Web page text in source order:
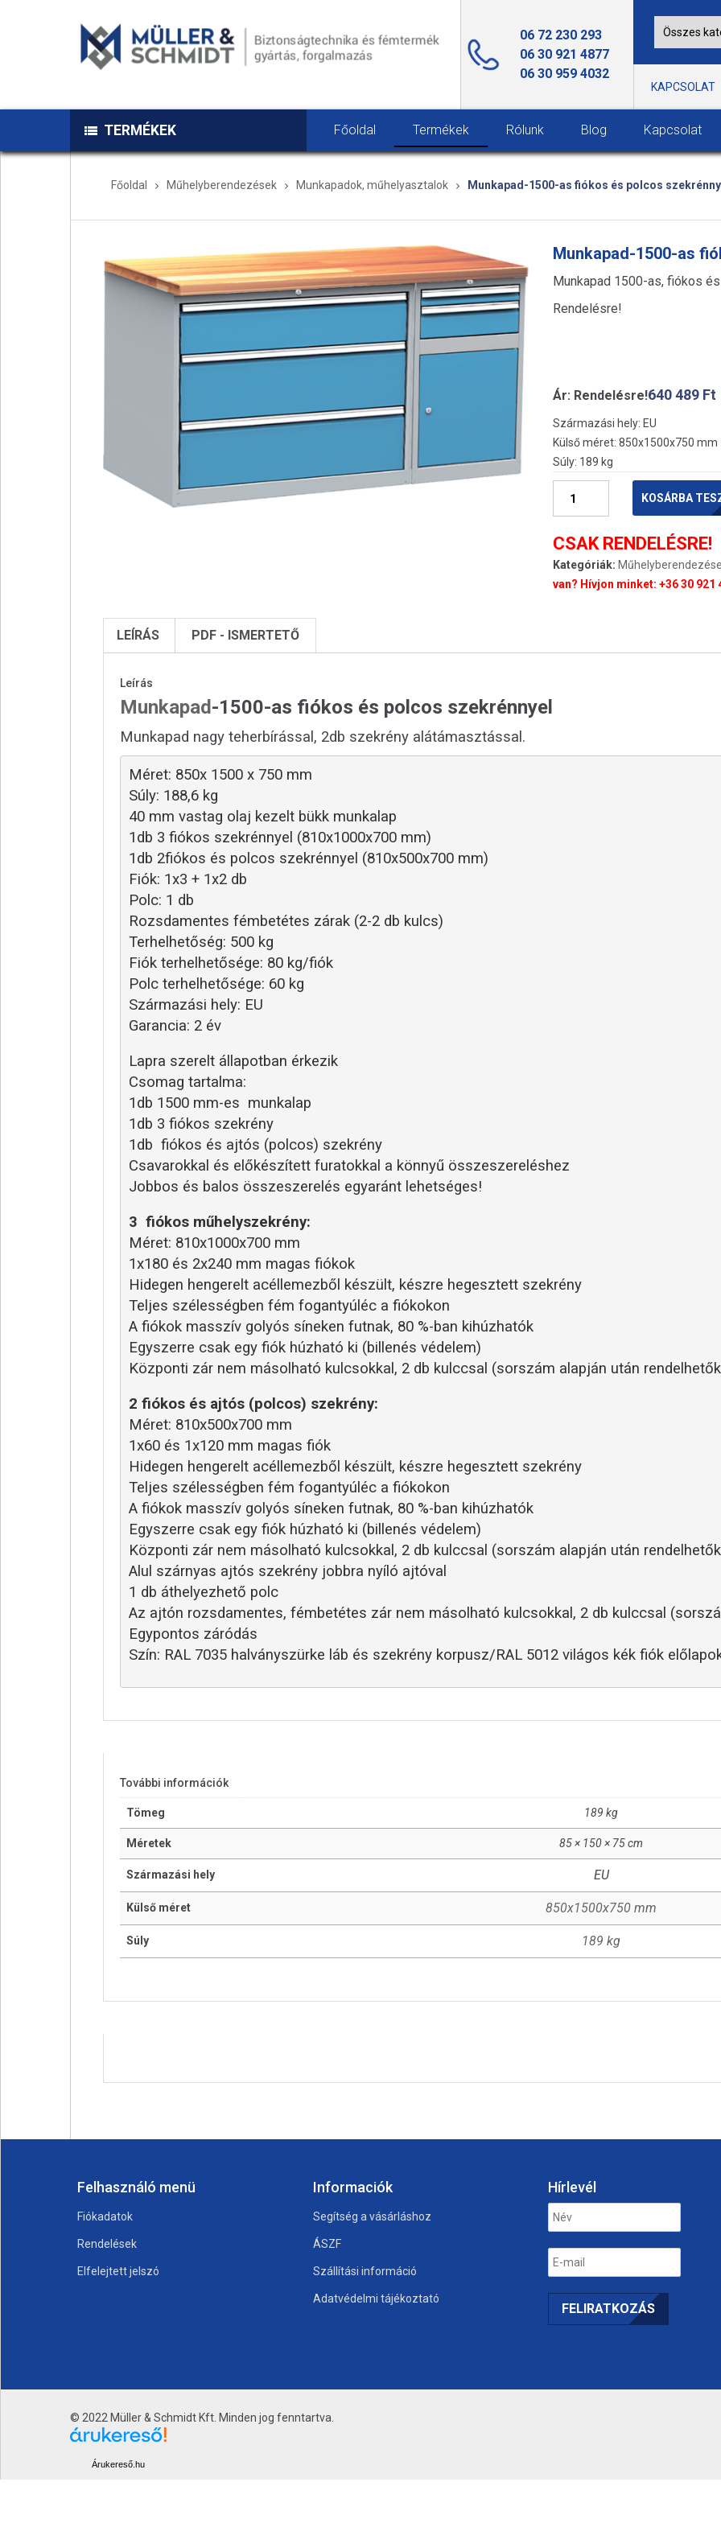
06 72 230 293
06 30 921 4877
06 30 959 4032
KAPCSOLAT
TERMÉKEK Főoldal Termékek Rólunk Blog Kapcsolat
Főoldal Műhelyberendezések Munkapadok, műhelyasztalok Munkapad-1500-as fiókos és polcos
Munkapad-1500-as
Munkapad 1500-as, fiókos
Rendelésre!
Ár: Rendelésre!640 489 Ft
Származási hely: EU
Külső méret: 850x1500x750 mm
Súly: 189 kg
fiókos
és
polcos
KOSÁRBA
CSAK RENDELÉSRE!
Kategóriák:
van? Hívjon minket: +36 30 921
LEÍRÁS PDF - ISMERTETŐ
Leírás
Munkapad-1500-as fiókos és polcos szekrénnyel
Munkapad nagy teherbírással, 2db szekrény alátámasztással.
Méret: 850x 1500 x 750 mm
Súly: 188,6 kg
40 mm vastag olaj kezelt bükk munkalap
1db 3 fiókos szekrénnyel (810x1000x700 mm)
1db 2fiókos és polcos szekrénnyel (810x500x700 mm)
Fiók: 1x3 + 1x2 db
Polc: 1 db
Rozsdamentes fémbetétes zárak (2-2 db kulcs)
Terhelhetőség: 500 kg
Fiók terhelhetősége: 80 kg/fiók
Polc terhelhetősége: 60 kg
Származási hely: EU
Garancia: 2 év
Lapra szerelt állapotban érkezik
Csomag tartalma:
1db 1500 mm-es  munkalap
1db 3 fiókos szekrény
1db  fiókos és ajtós (polcos) szekrény
Csavarokkal és előkészített furatokkal a könnyű összeszereléshez
Jobbos és balos összeszerelés egyaránt lehetséges!
3  fiókos műhelyszekrény:
Méret: 810x1000x700 mm
1x180 és 2x240 mm magas fiókok
Hidegen hengerelt acéllemezből készült, készre hegesztett szekrény
Teljes szélességben fém fogantyúléc a fiókokon
A fiókok masszív golyós síneken futnak, 80 %-ban kihúzhatók
Egyszerre csak egy fiók húzható ki (billenés védelem)
Központi zár nem másolható kulcsokkal, 2 db kulccsal (sorszám alapján után
2 fiókos és ajtós (polcos) szekrény:
Méret: 810x500x700 mm
1x60 és 1x120 mm magas fiók
Hidegen hengerelt acéllemezből készült, készre hegesztett szekrény
Teljes szélességben fém fogantyúléc a fiókokon
A fiókok masszív golyós síneken futnak, 80 %-ban kihúzhatók
Egyszerre csak egy fiók húzható ki (billenés védelem)
Központi zár nem másolható kulcsokkal, 2 db kulccsal (sorszám alapján után
Alul szárnyas ajtós szekrény jobbra nyíló ajtóval
1 db áthelyezhető polc
Az ajtón rozsdamentes, fémbetétes zár nem másolható kulcsokkal, 2 db kulccsal
Egypontos záródás
Szín: RAL 7035 halványszürke láb és szekrény korpusz/RAL 5012 világos kék fiók
További információk
Tömeg 189 kg
Méretek 85 × 150 × 75 cm
Származási hely EU
Külső méret 850x1500x750 mm
Súly 189 kg
Felhasználó menü
Fiókadatok
Rendelések
Elfelejtett jelszó
Informaciók
Segítség a vásárláshoz
ÁSZF
Szállítási információ
Adatvédelmi tájékoztató
Hírlevél
© 2022 Müller & Schmidt Kft. Minden jog fenntartva.
Árukereső.hu